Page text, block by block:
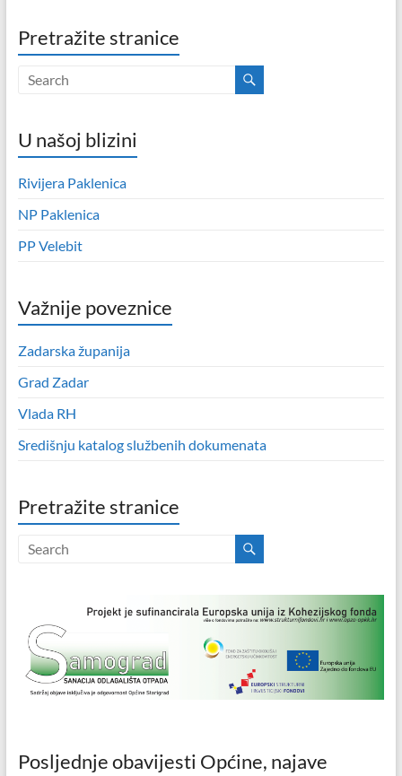
Pretražite stranice
U našoj blizini
Rivijera Paklenica
NP Paklenica
PP Velebit
Važnije poveznice
Zadarska županija
Grad Zadar
Vlada RH
Središnju katalog službenih dokumenata
Pretražite stranice
Posljednje obavijesti Općine, najave